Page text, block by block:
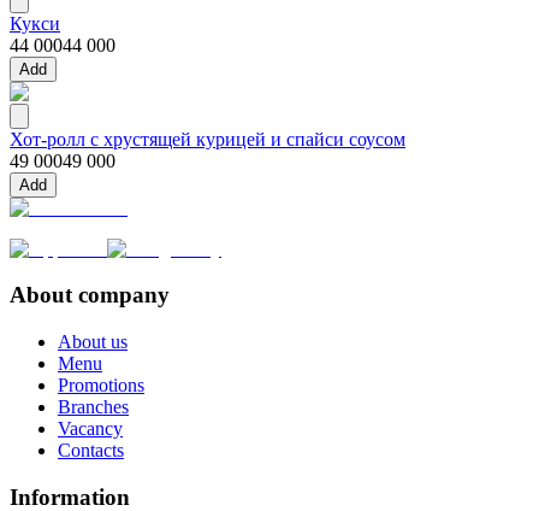
Кукси
44 00044 000
Add
Хот-ролл с хрустящей курицей и спайси соусом
49 00049 000
Add
About company
About us
Menu
Promotions
Branches
Vacancy
Contacts
Information